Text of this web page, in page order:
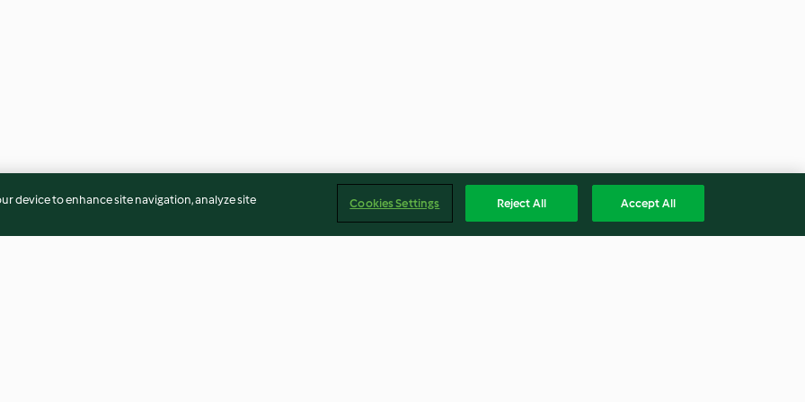
device to enhance site navigation, analyze site Cookies Settings Reject All Accept All